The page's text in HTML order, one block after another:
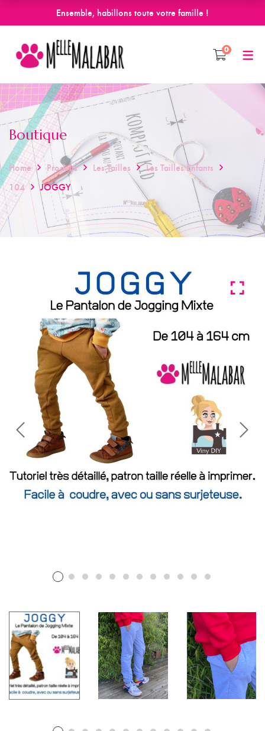
Ensemble, habillons toute votre famille !
0
Boutique
Home Produits Les Tailles
Les Tailles Enfants
104
JOGGY